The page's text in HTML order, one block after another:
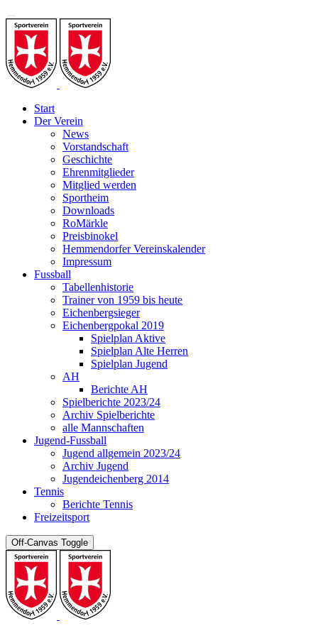
Start
Der Verein
News
Vorstandschaft
Geschichte
Ehrenmitglieder
Mitglied werden
Sportheim
Downloads
RoMärkle
Preisbinokel
Hemmendorfer Vereinskalender
Impressum
Fussball
Tabellenhistorie
Trainer von 1959 bis heute
Eichenbergsieger
Eichenbergpokal 2019
Spielplan Aktive
Spielplan Alte Herren
Spielplan Jugend
AH
Berichte AH
Spielberichte 2023/24
Archiv Spielberichte
alle Mannschaften
Jugend-Fussball
Jugend allgemein 2023/24
Archiv Jugend
Jugendeichenberg 2014
Tennis
Berichte Tennis
Freizeitsport
Off-Canvas Toggle